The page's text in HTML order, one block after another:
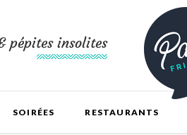
pépites insolites
SOIRÉES RESTAURANTS